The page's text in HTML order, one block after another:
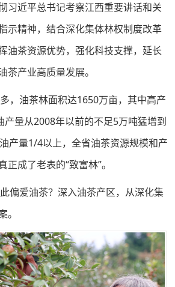
习近平总书记考察江西重要讲话和关
示精神，结合深化集体林权制度改革
油茶资源优势，强化科技支撑，延长
茶产业高质量发展。
，油茶林面积达1650万亩，其中高产
产量从2008年以前的不足5万吨猛增到
产量1/4以上，全省油茶资源规模和产
成了老表的“致富林”。
偏爱油茶？深入油茶产区，从深化集
。